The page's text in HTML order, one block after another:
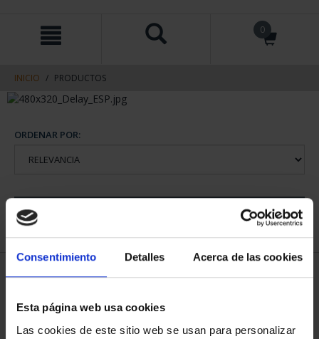
Consentimiento Detalles Acerca de las cookies
Esta página web usa cookies
Las cookies de este sitio web se usan para personalizar
contenido
navegacin
0
INICIO PRODUCTOS
ORDENAR POR:
1 Productos encontrados